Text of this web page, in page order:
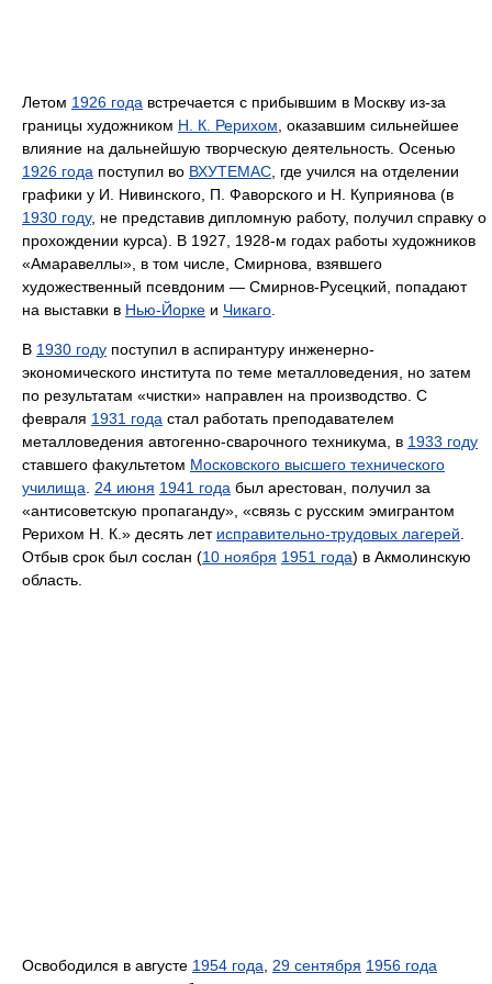
Летом 1926 года встречается с прибывшим в Москву из-за
границы художником Н. К. Рерихом , оказавшим сильнейшее
влияние на дальнейшую творческую деятельность. Осенью
1926 года поступил во ВХУТЕМАС , где учился на отделении
графики у И. Нивинского, П. Фаворского и Н. Куприянова (в
1930 году, не представив дипломную работу, получил справку о
прохождении курса). В 1927, 1928-м годах работы художников
«Амаравеллы», в том числе, Смирнова, взявшего
художественный псевдоним — Смирнов-Русецкий, попадают
на выставки в Нью-Йорке и Чикаго
В 1930 году поступил в аспирантуру инженерно-
экономического института по теме металловедения, но затем
по результатам «чистки» направлен на производство. С
февраля 1931 года стал работать преподавателем
металловедения автогенно-сварочного техникума, в 1933 году
ставшего факультетом Московского высшего технического
училища
24 июня 1941 года был арестован, получил за
«антисоветскую пропаганду», «связь с русским эмигрантом
Рерихом Н. К.» десять лет исправительно-трудовых лагерей
Отбыв срок был сослан (10 ноября 1951 года) в Акмолинскую
область.
Освободился в августе 1954 года 29 сентября 1956 года